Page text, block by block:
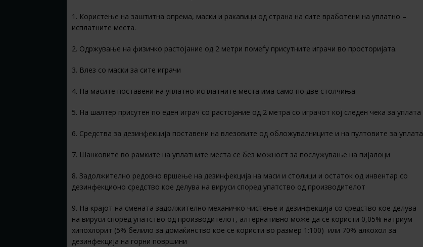
1. Користење на заштитна опрема, маски и ракавици од страна на сите вработени на уплатно –
исплатните места.
2. Одржување на физичко растојание од 2 метри помеѓу присутните играчи во просторијата.
3. Влез со маски за сите играчи
4. На масите поставени на уплатно-исплатните места има само по две столчиња
5. На шалтер присутен по еден играч со растојание од 2 метра со играчот кој следен чека за уплата
6. Средства за дезинфекција поставени на влезовите од обложувалниците и на пултовите за уплата
7. Шанковите во рамките на уплатните места се без можност за послужување на пијалоци
8. Задолжително редовно вршење на дезинфекција на маси и столици и остаток од инвентар со
дезинфекционо средство кое делува на вируси според упатство од производителот
9. На крајот на смената задолжително механичко чистење и дезинфекција со средство кое делува
на вируси според упатство од производителот, алтернативно може да се користи 0,05% натриум
хипохлорит (5% белило за домаќинство кое се користи во размер 1:100) или 70% алкохол за
дезинфекција на горни површини